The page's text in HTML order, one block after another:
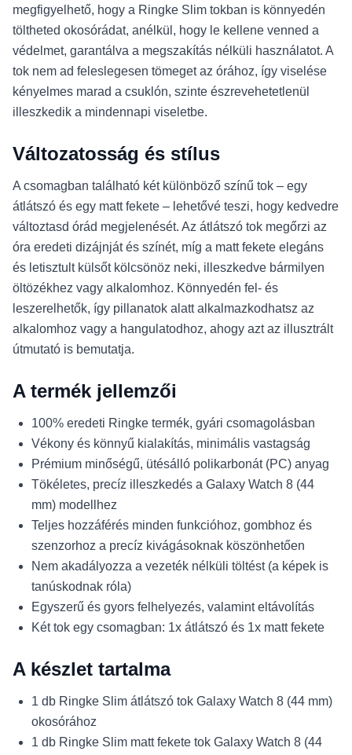
megfigyelhető, hogy a Ringke Slim tokban is könnyedén
töltheted okosórádat, anélkül, hogy le kellene venned a
védelmet, garantálva a megszakítás nélküli használatot. A
tok nem ad feleslegesen tömeget az órához, így viselése
kényelmes marad a csuklón, szinte észrevehetetlenül
illeszkedik a mindennapi viseletbe.
Változatosság és stílus
A csomagban található két különböző színű tok – egy
átlátszó és egy matt fekete – lehetővé teszi, hogy kedvedre
változtasd órád megjelenését. Az átlátszó tok megőrzi az
óra eredeti dizájnját és színét, míg a matt fekete elegáns
és letisztult külsőt kölcsönöz neki, illeszkedve bármilyen
öltözékhez vagy alkalomhoz. Könnyedén fel- és
leszerelhetők, így pillanatok alatt alkalmazkodhatsz az
alkalomhoz vagy a hangulatodhoz, ahogy azt az illusztrált
útmutató is bemutatja.
A termék jellemzői
100% eredeti Ringke termék, gyári csomagolásban
Vékony és könnyű kialakítás, minimális vastagság
Prémium minőségű, ütésálló polikarbonát (PC) anyag
Tökéletes, precíz illeszkedés a Galaxy Watch 8 (44
mm) modellhez
Teljes hozzáférés minden funkcióhoz, gombhoz és
szenzorhoz a precíz kivágásoknak köszönhetően
Nem akadályozza a vezeték nélküli töltést (a képek is
tanúskodnak róla)
Egyszerű és gyors felhelyezés, valamint eltávolítás
Két tok egy csomagban: 1x átlátszó és 1x matt fekete
A készlet tartalma
1 db Ringke Slim átlátszó tok Galaxy Watch 8 (44 mm)
okosórához
1 db Ringke Slim matt fekete tok Galaxy Watch 8 (44